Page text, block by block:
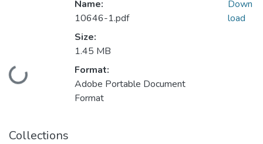
Loading...
Name:
10646-1.pdf
Size:
1.45 MB
Format:
Adobe Portable Document
Format
Down
load
Collections